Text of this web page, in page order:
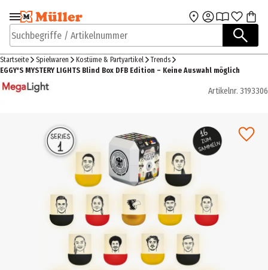
Zur Navigation
springen
Zum Hauptinhalt
Suchbegriffe / Artikelnummer
Startseite Spielwaren Kostüme & Partyartikel
Trends
EGGY'S MYSTERY LIGHTS Blind Box DFB Edition – Keine Auswahl möglich
Artikelnr. 3193306